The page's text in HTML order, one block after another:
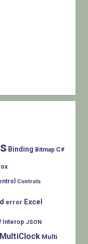
Binding Bitmap C#
Controls
error Excel
Interop JSON
MultiClock Multi